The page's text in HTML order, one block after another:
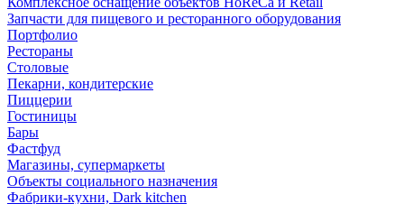
Запчасти для пищевого и ресторанного оборудования
Портфолио
Рестораны
Столовые
Пекарни, кондитерские
Пиццерии
Гостиницы
Бары
Фастфуд
Магазины, супермаркеты
Объекты социального назначения
Фабрики-кухни, Dark kitchen